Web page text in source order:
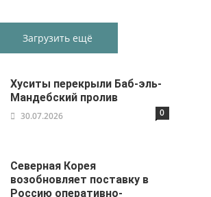
Загрузить ещё
Хуситы перекрыли Баб-эль-
Мандебский пролив
30.07.2026 0
Северная Корея
возобновляет поставку в
Россию оперативно-